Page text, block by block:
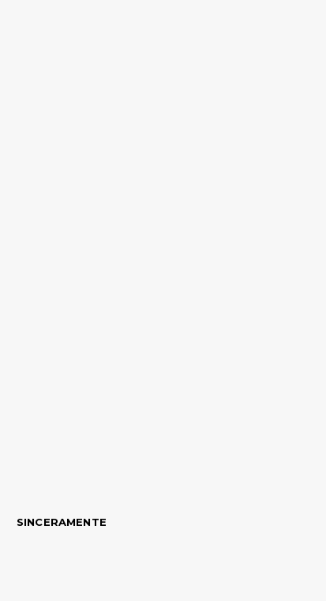
SINCERAMENTE